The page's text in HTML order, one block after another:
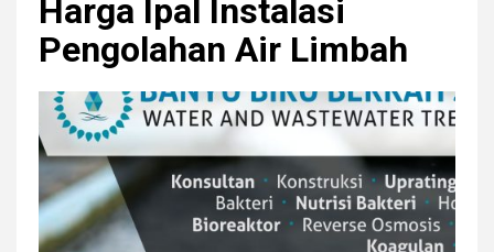
r
y
M
e
u
Harga Ipal Instalasi
Pengolahan Air Limbah